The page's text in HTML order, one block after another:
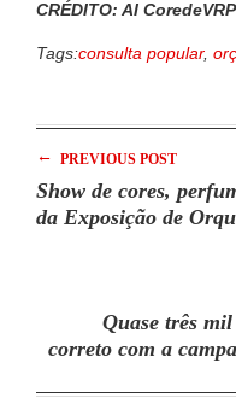
CRÉDITO: AI CoredeVRP
Tags:consulta popular,
← PREVIOUS POST
Show de cores,
da Exposição de
Quase três
correto com a